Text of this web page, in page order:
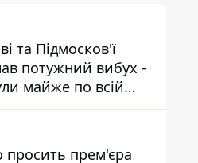
та Підмосков'ї
потужний вибух -
майже по всій
просить прем'єра